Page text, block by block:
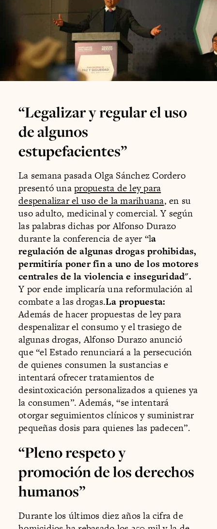
“Legalizar y regular el uso
de algunos
estupefacientes”
La semana pasada Olga Sánchez Cordero
presentó unapropuesta de ley para
despenalizar el uso de la marihuana, en su
uso adulto, medicinal y comercial. Y según
las palabras dichas por Alfonso Durazo
durante la conferencia de ayer “la
regulación de algunas drogas prohibidas,
permitiría poner fin a uno de los motores
centrales de la violencia e inseguridad".
Y por ende implicaría una reformulación al
combate a las drogas.La propuesta:
Además de hacer propuestas de ley para
despenalizar el consumo y el trasiego de
algunas drogas, Alfonso Durazo anunció
que “el Estado renunciará a la persecución
de quienes consumen la sustancias e
intentará ofrecer tratamientos de
desintoxicación personalizados a quienes ya
la consumen”. Además, “se intentará
otorgar seguimientos clínicos y suministrar
pequeñas dosis para quienes las padecen”.
“Pleno respeto y
promoción de los derechos
humanos”
Durante los últimos diez años la cifra de